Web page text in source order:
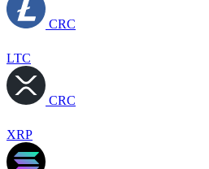
CRC
LTC
CRC
XRP